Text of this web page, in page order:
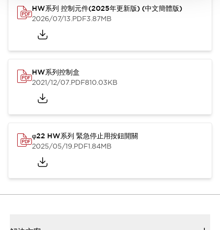
HW系列 控制元件(2025年更新版) (中文簡體版)
2026/07/13.PDF3.87MB
HW系列控制盒
2021/12/07.PDF810.03KB
φ22 HW系列 緊急停止用按鈕開關
2025/05/19.PDF1.84MB